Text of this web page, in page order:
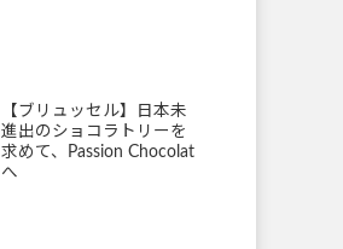
【ブリュッセル】日本未
進出のショコラトリーを
求めて、Passion Chocolat
へ